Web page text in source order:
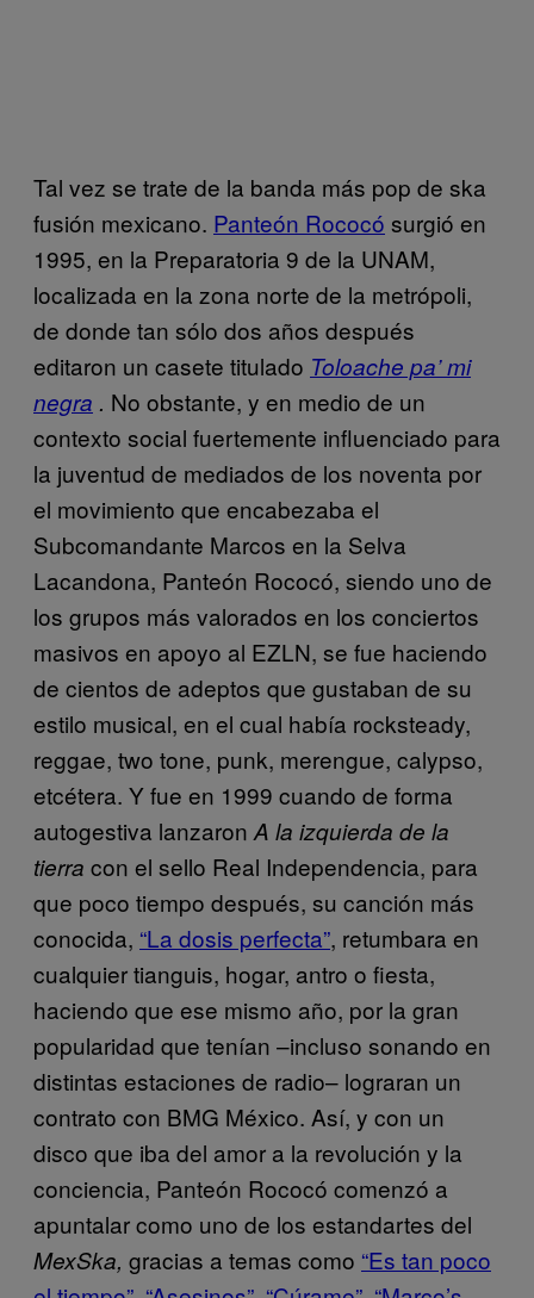
Tal vez se trate de la banda más pop de ska
fusión mexicano. Panteón Rococó surgió en
1995, en la Preparatoria 9 de la UNAM,
localizada en la zona norte de la metrópoli,
de donde tan sólo dos años después
editaron un casete titulado Toloache pa’ mi
negra . No obstante, y en medio de un
contexto social fuertemente influenciado para
la juventud de mediados de los noventa por
el movimiento que encabezaba el
Subcomandante Marcos en la Selva
Lacandona, Panteón Rococó, siendo uno de
los grupos más valorados en los conciertos
masivos en apoyo al EZLN, se fue haciendo
de cientos de adeptos que gustaban de su
estilo musical, en el cual había rocksteady,
reggae, two tone, punk, merengue, calypso,
etcétera. Y fue en 1999 cuando de forma
autogestiva lanzaron A la izquierda de la
tierra con el sello Real Independencia, para
que poco tiempo después, su canción más
conocida, “La dosis perfecta”, retumbara en
cualquier tianguis, hogar, antro o fiesta,
haciendo que ese mismo año, por la gran
popularidad que tenían –incluso sonando en
distintas estaciones de radio– lograran un
contrato con BMG México. Así, y con un
disco que iba del amor a la revolución y la
conciencia, Panteón Rococó comenzó a
apuntalar como uno de los estandartes del
MexSka, gracias a temas como “Es tan poco